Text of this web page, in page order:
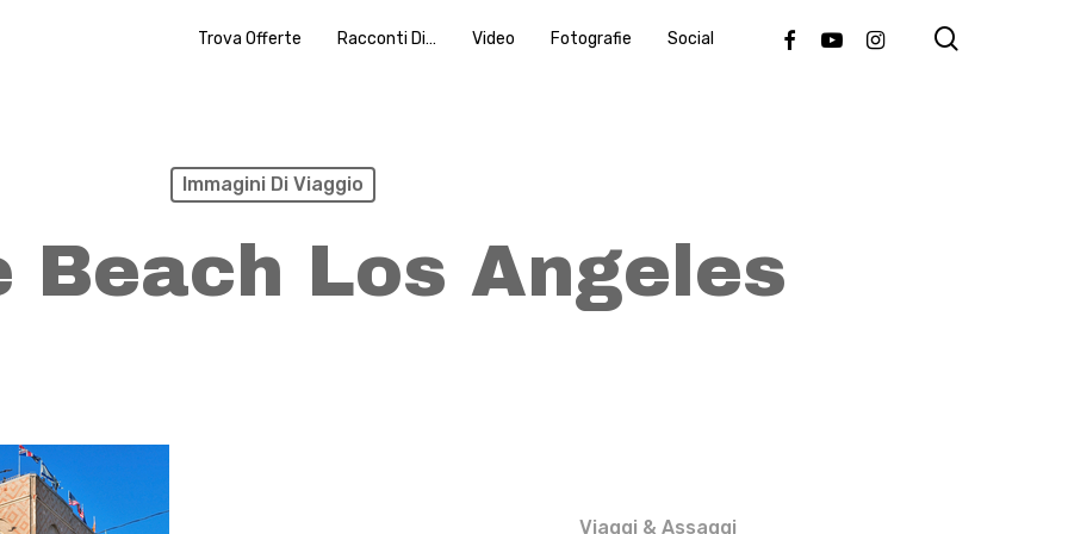
Trova Offerte Racconti Di… Video Fotografie Social FacebookYoutubeInstagram
Immagini Di Viaggio
Beach Los Angeles
Viaggi & Assaggi